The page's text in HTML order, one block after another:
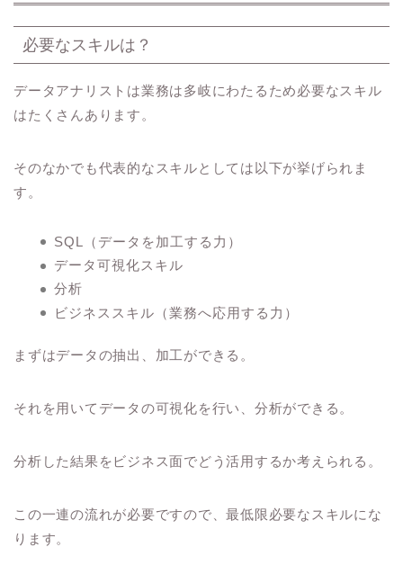
必要なスキルは？
データアナリストは業務は多岐にわたるため必要なスキル
はたくさんあります。
そのなかでも代表的なスキルとしては以下が挙げられま
す。
SQL（データを加工する力）
データ可視化スキル
分析
ビジネススキル（業務へ応用する力）
まずはデータの抽出、加工ができる。
それを用いてデータの可視化を行い、分析ができる。
分析した結果をビジネス面でどう活用するか考えられる。
この一連の流れが必要ですので、最低限必要なスキルにな
ります。